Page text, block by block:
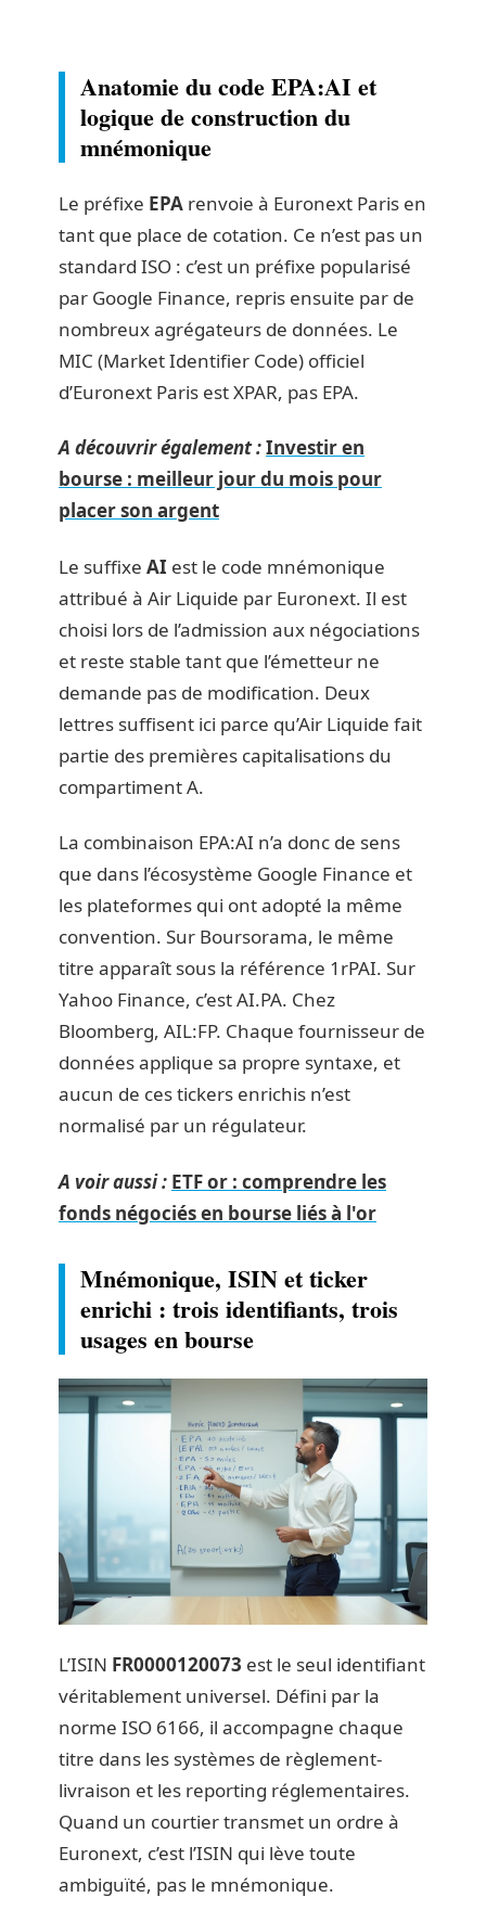
Anatomie du code EPA:AI et
logique de construction du
mnémonique
Le préfixe EPA renvoie à Euronext Paris en
tant que place de cotation. Ce n’est pas un
standard ISO : c’est un préfixe popularisé
par Google Finance, repris ensuite par de
nombreux agrégateurs de données. Le
MIC (Market Identifier Code) officiel
d’Euronext Paris est XPAR, pas EPA.
A découvrir également :Investir en
bourse : meilleur jour du mois pour
placer son argent
Le suffixe AI est le code mnémonique
attribué à Air Liquide par Euronext. Il est
choisi lors de l’admission aux négociations
et reste stable tant que l’émetteur ne
demande pas de modification. Deux
lettres suffisent ici parce qu’Air Liquide fait
partie des premières capitalisations du
compartiment A.
La combinaison EPA:AI n’a donc de sens
que dans l’écosystème Google Finance et
les plateformes qui ont adopté la même
convention. Sur Boursorama, le même
titre apparaît sous la référence 1rPAI. Sur
Yahoo Finance, c’est AI.PA. Chez
Bloomberg, AIL:FP. Chaque fournisseur de
données applique sa propre syntaxe, et
aucun de ces tickers enrichis n’est
normalisé par un régulateur.
A voir aussi : ETF or : comprendre les
fonds négociés en bourse liés à l'or
Mnémonique, ISIN et ticker
enrichi : trois identifiants, trois
usages en bourse
L’ISIN FR0000120073 est le seul identifiant
véritablement universel. Défini par la
norme ISO 6166, il accompagne chaque
titre dans les systèmes de règlement-
livraison et les reporting réglementaires.
Quand un courtier transmet un ordre à
Euronext, c’est l’ISIN qui lève toute
ambiguïté, pas le mnémonique.